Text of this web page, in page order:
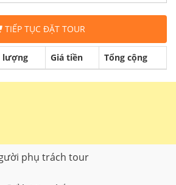
TIẾP TỤC ĐẶT TOUR
lượng Giá tiền Tổng cộng
phụ trách tour